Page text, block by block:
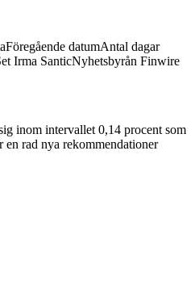
datumAntal dagar
Irma SanticNyhetsbyrån Finwire
inom intervallet 0,14 procent som
rad nya rekommendationer